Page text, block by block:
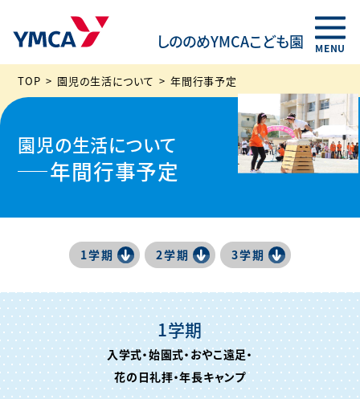
しののめYMCAこども園
TOP 園児の生活について 年間行事予定
園児の生活について
年間行事予定
1学期 2学期 3学期
1学期
入学式・始園式・おやこ遠足・
花の日礼拝・年長キャンプ